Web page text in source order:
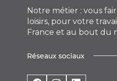
Notre métier : vous
loisirs, pour votre
France et au bout du
Réseaux sociaux